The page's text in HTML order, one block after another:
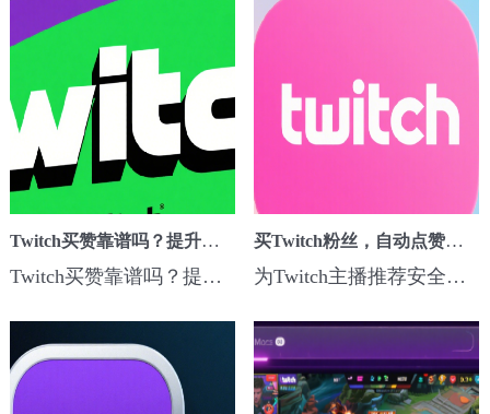
Twitch买赞靠谱吗？提升视频点赞数的真实效果分析
Twitch买赞靠谱吗？提升视频点赞数的真实效果分析,Twitch买赞...
买Twitch粉丝，自动点赞增粉服务推荐
为Twitch主播推荐安全高效的粉丝购买与自动点赞增粉服务，帮助主播快速提升直播间人气与账号影响力，实现流量突破...